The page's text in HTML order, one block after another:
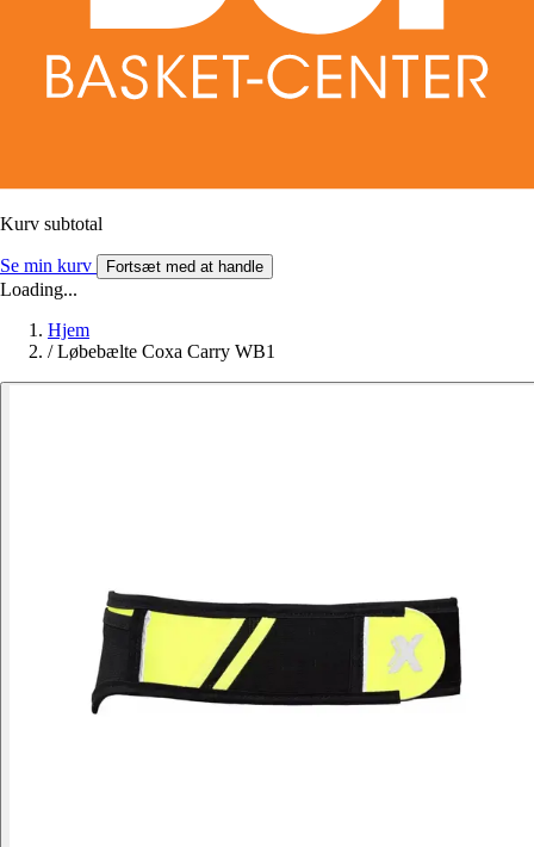
Kurv subtotal
Se min kurv Fortsæt med at handle
Loading...
Hjem
/ Løbebælte Coxa Carry WB1